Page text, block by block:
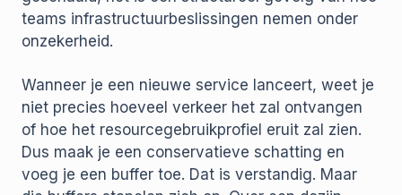
teams infrastructuurbeslissingen nemen onder
onzekerheid.
Wanneer je een nieuwe service lanceert, weet je
niet precies hoeveel verkeer het zal ontvangen
of hoe het resourcegebruikprofiel eruit zal zien.
Dus maak je een conservatieve schatting en
voeg je een buffer toe. Dat is verstandig. Maar